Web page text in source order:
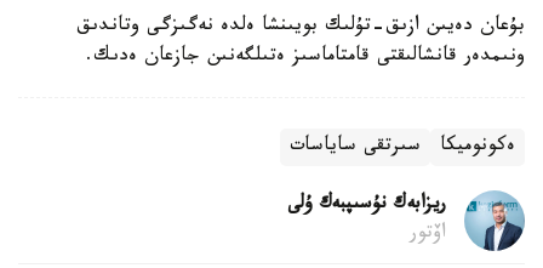
بۇعان دەيىن ازىق-تۇلىك بويىنشا ەلدە نەگىزگى وتاندىق
ونىمدەر قانشالىقتى قامتاماسىز ەتىلگەنىن جازعان ەدىك.
ەكونوميكا سىرتقى ساياسات
ريزابەك نۇسىپبەك ۇلى
اۆتور